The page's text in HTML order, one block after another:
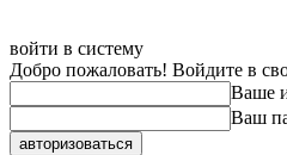
войти в систему
Добро пожаловать! Войдите в
Ваше
Ваш